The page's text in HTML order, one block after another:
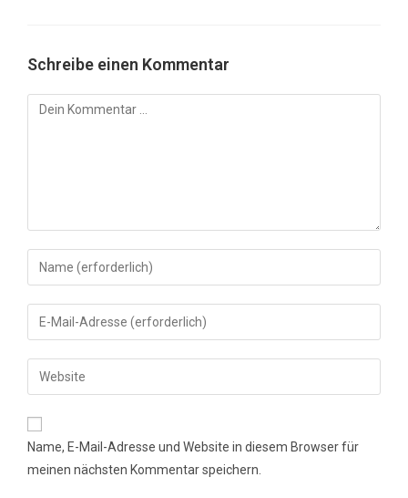
Schreibe einen Kommentar
Kommentar
Gib
deinen
Namen
oder
zum
Kommentieren
ein
Gib
deine
E-
Mail-
zum
Kommentieren
ein
Gib
deine
Website-
Name, E-Mail-Adresse und Website in diesem Browser für
meinen nächsten Kommentar speichern.